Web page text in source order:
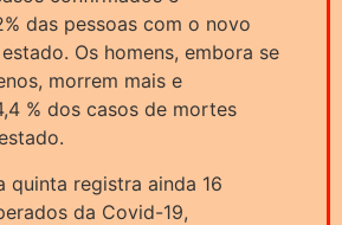
das pessoas com o novo
Os homens, embora se
morrem mais e
% dos casos de mortes
quinta registra ainda 16
da Covid-19,